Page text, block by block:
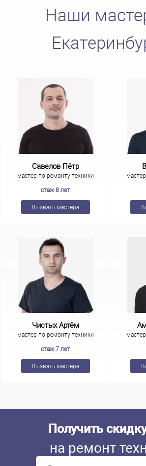
Наши
Савелов Пётр
мастер по ремонту техники
стаж 8 лет
Вызвать мастера
Чистых Артём
мастер по ремонту техники
стаж 7 лет
Вызвать мастера
Получить
на ремонт